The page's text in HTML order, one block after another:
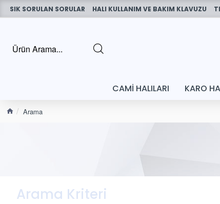
SIK SORULAN SORULAR HALI KULLANIM VE BAKIM KLAVUZU
CAMI HALILARI KARO
Arama
Arama Kriteri